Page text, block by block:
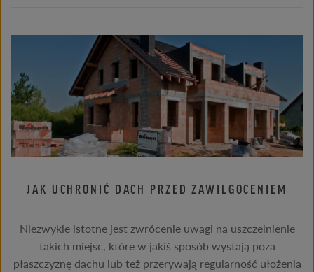
JAK UCHRONIĆ DACH PRZED ZAWILGOCENIEM
Niezwykle istotne jest zwrócenie uwagi na uszczelnienie
takich miejsc, które w jakiś sposób wystają poza
płaszczyznę dachu lub też przerywają regularność ułożenia